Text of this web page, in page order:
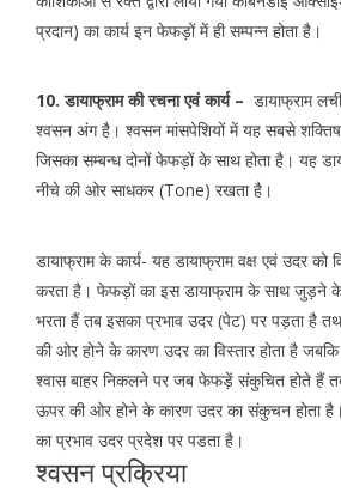
प्रदान) का कार्य इन फेफड़ों में ही सम्पन्न होता है।
10. डायाफ्राम की रचना एवं कार्य – डायाफ्राम
श्वसन अंग है। श्वसन मांसपेशियों में यह सबसे
जिसका सम्बन्ध दोनों फेफड़ों के साथ होता है। यह
नीचे की ओर साधकर (Tone) रखता है।
डायाफ्राम के कार्य- यह डायाफ्राम वक्ष एवं उदर को
करता है। फेफड़ों का इस डायाफ्राम के साथ जुड़ने
भरता हैं तब इसका प्रभाव उदर (पेट) पर पड़ता है
की ओर होने के कारण उदर का विस्तार होता है
श्वास बाहर निकलने पर जब फेफड़ें संकुचित होते हैं
ऊपर की ओर होने के कारण उदर का संकुचन होता
का प्रभाव उदर प्रदेश पर पडता है।
श्वसन प्रक्रिया